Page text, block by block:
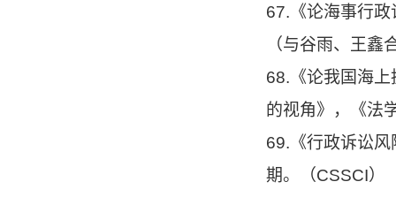
67.《论海事行
（与谷雨、王鑫
68.《论我国海
的视角》，《法
69.《行政诉讼
期。（CSSCI）